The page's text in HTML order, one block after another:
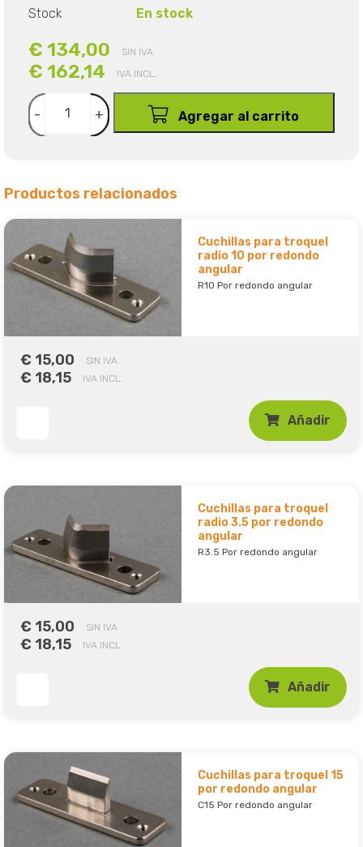
Stock
En stock
€ 134,00 SIN IVA
€ 162,14 IVA INCL.
- + Agregar al carrito
Productos relacionados
Cuchillas para troquel
radio 10 por redondo
angular
R10 Por redondo angular
€ 15,00 SIN IVA
€ 18,15 IVA INCL.
Añadir
Cuchillas para troquel
radio 3.5 por redondo
angular
R3.5 Por redondo angular
€ 15,00 SIN IVA
€ 18,15 IVA INCL.
Añadir
Cuchillas para troquel 15
por redondo angular
C15 Por redondo angular